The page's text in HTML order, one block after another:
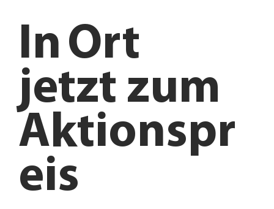
jetzt zum
Aktionspr
eis
In Ort